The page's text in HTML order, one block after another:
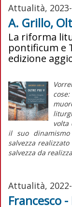
Attualità,
A. Grillo,
La riforma
pontificum e
edizione
volta
il suo
salvezza realizzato
salvezza da
Attualità,
Francesco